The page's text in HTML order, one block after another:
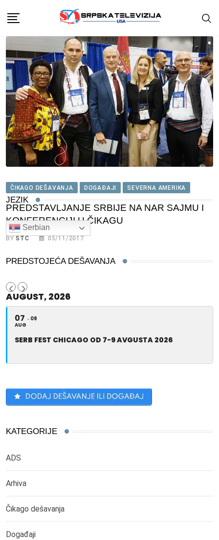
content
ČIKAGO DEŠAVANJA DOGAĐAJI SEVERNA AMERIKA
PREDSTAVLJANJE SRBIJE NA NAR SAJMU I
KONFERENCIJI U ČIKAGU
BYSTC 05/11/2017
JEZIK
Serbian
PREDSTOJEĆA DEŠAVANJA
AUGUST, 2026
07
AUG
09
SERB FEST CHICAGO OD 7-9 AVGUSTA 2026
KATEGORIJE
ADS
Arhiva
Čikago dešavanja
Događaji